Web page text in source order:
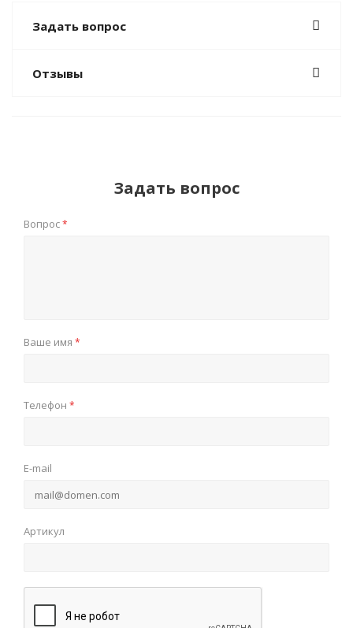
Задать вопрос
Отзывы
Задать вопрос
Вопрос*
Ваше имя *
Телефон *
E-mail
Артикул